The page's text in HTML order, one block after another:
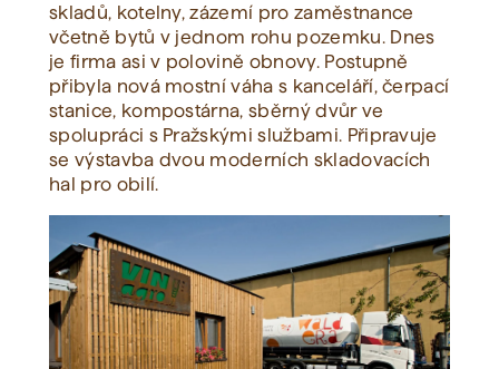
skladů, kotelny, zázemí pro zaměstnance
včetně bytů v jednom rohu pozemku. Dnes
je firma asi v polovině obnovy. Postupně
přibyla nová mostní váha s kanceláří, čerpací
stanice, kompostárna, sběrný dvůr ve
spolupráci s Pražskými službami. Připravuje
se výstavba dvou moderních skladovacích
hal pro obilí.